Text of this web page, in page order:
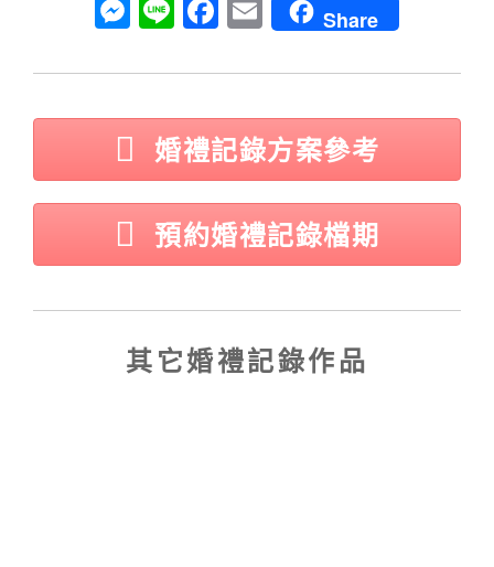
M
ss
e
n
g
e
r
Li
e
F
c
e
b
o
o
k
E
m
ai
l
Share
婚禮記錄方案參考
預約婚禮記錄檔期
其它婚禮記錄作品